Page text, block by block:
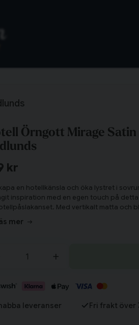
Örngott Mirage
kr
en hotellkänsla och öka lystret i
inspiration med en egen touch på
Med vertikalt matta och
ett fint lyster i sovrummet. Precis det
lyx!
mer
+
leveranser Fri frakt över
i varukorgen